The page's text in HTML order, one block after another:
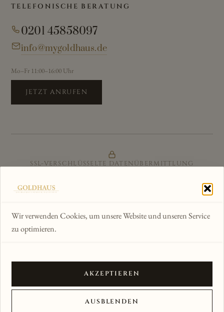
Wir verwenden Cookies, um unsere Website und unseren Service
zu optimieren.
AKZEPTIEREN
AUSBLENDEN
TELEFONISCHE BERATUNG
0201 45858097
info@mygoldhaus.de
Mo–Fr 11:00–16:00 Uhr
JETZT ANRUFEN
SSL-VERSCHLÜSSELTE DATENÜBERMITTLUNG
© 2012–2026 Goldhaus am Kornmarkt · Alle Rechte